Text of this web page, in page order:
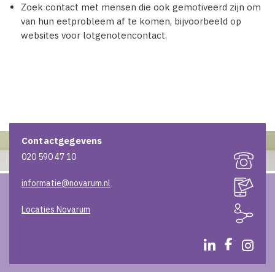
Zoek contact met mensen die ook gemotiveerd zijn om
van hun eetprobleem af te komen, bijvoorbeeld op
websites voor lotgenotencontact.
Contactgegevens
020 590 47 10
informatie@novarum.nl
Locaties Novarum